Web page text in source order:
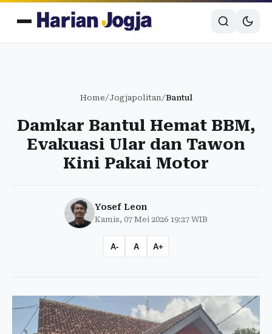
Home/Jogjapolitan/Bantul
Damkar Bantul Hemat BBM,
Evakuasi Ular dan Tawon
Kini Pakai Motor
Yosef Leon
Kamis, 07 Mei 2026 19:27 WIB
A- A A+